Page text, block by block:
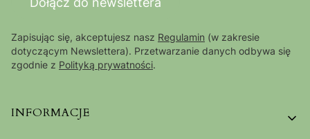
Zapisując się, akceptujesz nasz Regulamin (w zakresie
dotyczącym Newslettera). Przetwarzanie danych odbywa się
zgodnie z Polityką prywatności.
Linki w stopce
INFORMACJE